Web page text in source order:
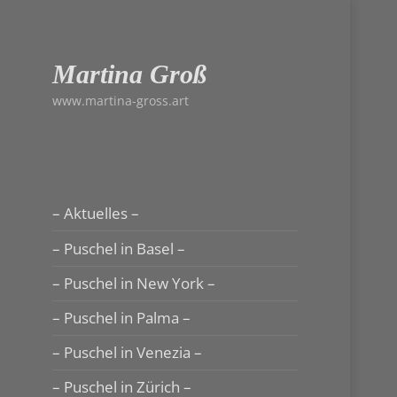
Martina Groß
www.martina-gross.art
– Aktuelles –
– Puschel in Basel –
– Puschel in New York –
– Puschel in Palma –
– Puschel in Venezia –
– Puschel in Zürich –